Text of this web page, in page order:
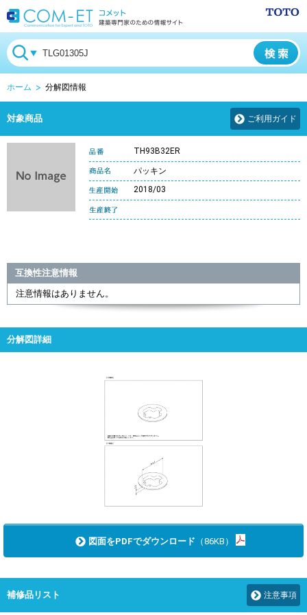
ホーム 分解図情報
対象商品 ご利用ガイド
TH93B32ER
パッキン
2018/03
互換性注意情報
注意情報はありません。
分解図詳細
図面をPDFでダウンロード （86KB）
補修品リスト 注意事項